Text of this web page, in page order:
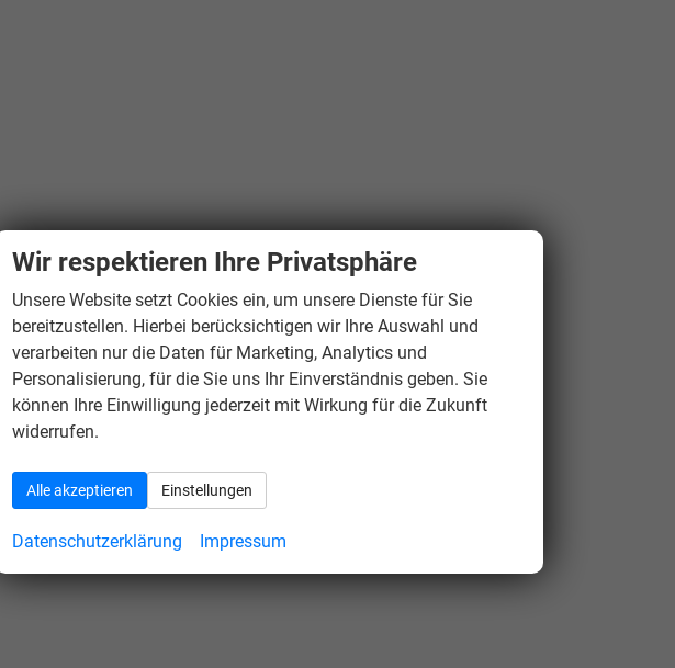
Wir respektieren Ihre Privatsphäre
Unsere Website setzt Cookies ein, um unsere Dienste für Sie
bereitzustellen. Hierbei berücksichtigen wir Ihre Auswahl und
verarbeiten nur die Daten für Marketing, Analytics und
Personalisierung, für die Sie uns Ihr Einverständnis geben. Sie
können Ihre Einwilligung jederzeit mit Wirkung für die Zukunft
widerrufen.
Alle akzeptieren Einstellungen
Datenschutzerklärung Impressum